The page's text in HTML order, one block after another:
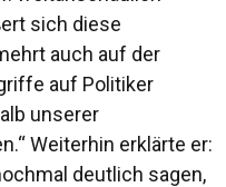
sich diese
auch auf der
auf Politiker
unserer
Weiterhin erklärte er:
deutlich sagen,